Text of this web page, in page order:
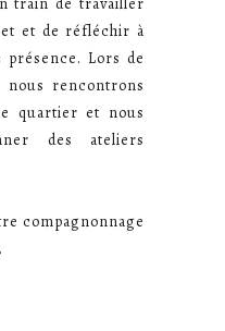
et de réfléchir à
Lors de
nous rencontrons
quartier et nous
des ateliers
compagnonnage